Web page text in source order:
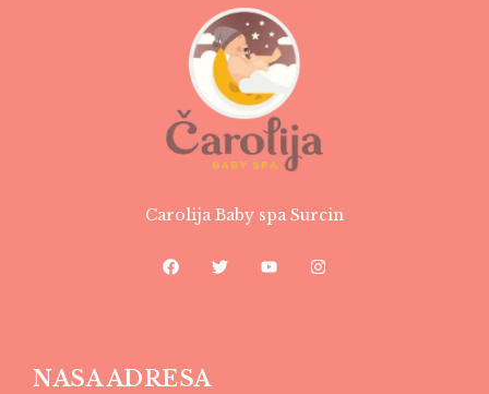
Carolija Baby spa Surcin
NASA ADRESA